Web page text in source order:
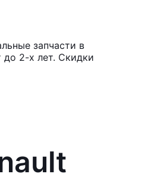
запчасти в
до 2-х лет. Скидки